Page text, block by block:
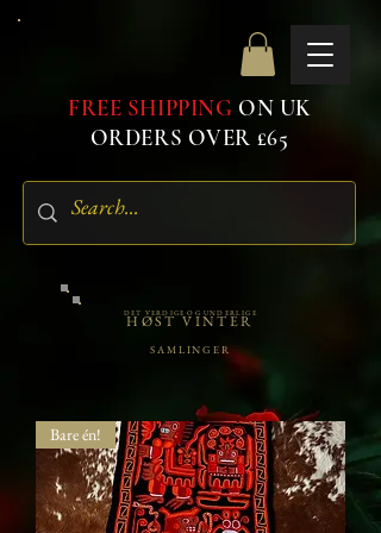
FREE SHIPPING ON UK
ORDERS OVER £65
DET VERDIGE OG UNDERLIGE
HØST VINTER
SAMLINGER
Bare én!